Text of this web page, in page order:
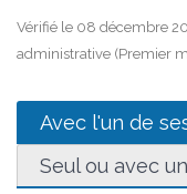
Vérifié le 08 décembre
administrative (Premier
Avec l'un de
Seul ou avec